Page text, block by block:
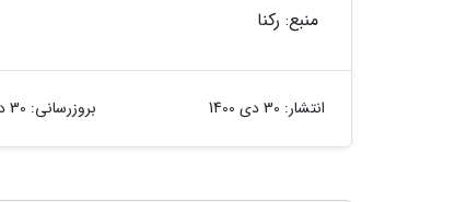
منبع: رکنا
انتشار: 30 دی 1400 بروزرسانی: 30 دی 1400